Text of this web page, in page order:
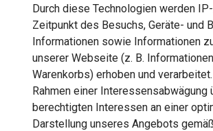
Durch diese Technologien werden
Zeitpunkt des Besuchs, Geräte- und
Informationen sowie Informationen
unserer Webseite (z. B.
Warenkorbs) erhoben und
Rahmen einer Interessensabwägung
berechtigten Interessen an einer
Darstellung unseres Angebots